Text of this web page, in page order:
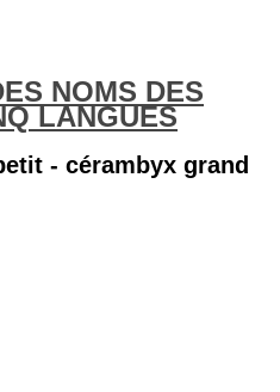
NOMS DES
LANGUES
- cérambyx grand